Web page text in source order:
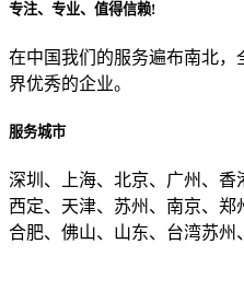
专注、专业、值得信赖!
在中国我们的服务遍布南北
界优秀的企业。
服务城市
深圳、上海、北京、广州、香
西定、天津、苏州、南京、郑
合肥、佛山、山东、台湾苏州